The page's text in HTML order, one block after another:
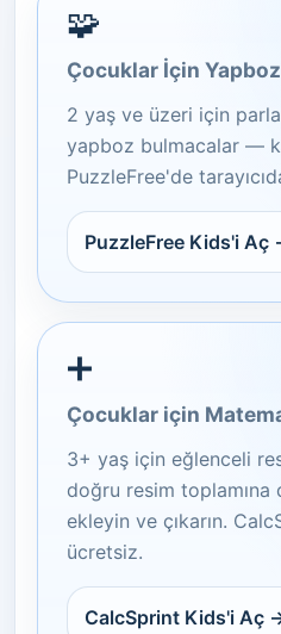
🧩
Çocuklar İçin
2 yaş ve üzeri için
yapboz bulmacalar —
PuzzleFree'de
PuzzleFree Kids'i Aç
➕
Çocuklar için
3+ yaş için eğlenceli
doğru resim toplamına
ekleyin ve çıkarın.
ücretsiz.
CalcSprint Kids'i Aç